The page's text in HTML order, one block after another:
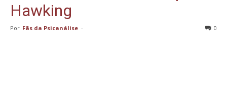
Hawking
Por Fãs da Psicanálise - 0